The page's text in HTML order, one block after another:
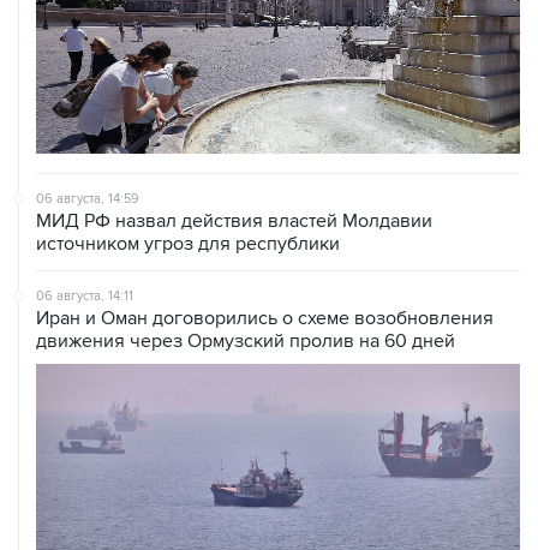
06 августа, 14:59
МИД РФ назвал действия властей Молдавии
источником угроз для республики
06 августа, 14:11
Иран и Оман договорились о схеме возобновления
движения через Ормузский пролив на 60 дней